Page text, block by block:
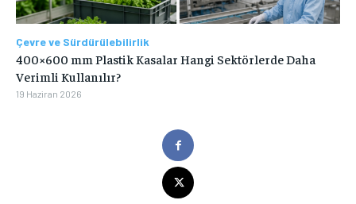
Çevre ve Sürdürülebilirlik
400×600 mm Plastik Kasalar Hangi Sektörlerde Daha
Verimli Kullanılır?
19 Haziran 2026